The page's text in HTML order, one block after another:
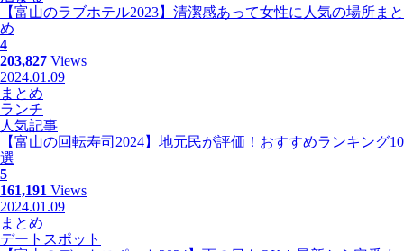
【富山のラブホテル2023】清潔感あって女性に人気の場所まと
め
4
203,827 Views
2024.01.09
まとめ
ランチ
人気記事
【富山の回転寿司2024】地元民が評価！おすすめランキング10
選
5
161,191 Views
2024.01.09
まとめ
デートスポット